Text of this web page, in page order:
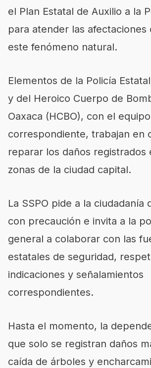
el Plan Estatal de Auxilio a la
para atender las afectaciones
este fenómeno natural.
Elementos de la Policía
y del Heroico Cuerpo de
Oaxaca (HCBO), con el
correspondiente, trabajan en
reparar los daños registrados
zonas de la ciudad capital.
La SSPO pide a la ciudadanía
con precaución e invita a la
general a colaborar con las
estatales de seguridad,
indicaciones y señalamientos
correspondientes.
Hasta el momento, la
que solo se registran daños
caída de árboles y